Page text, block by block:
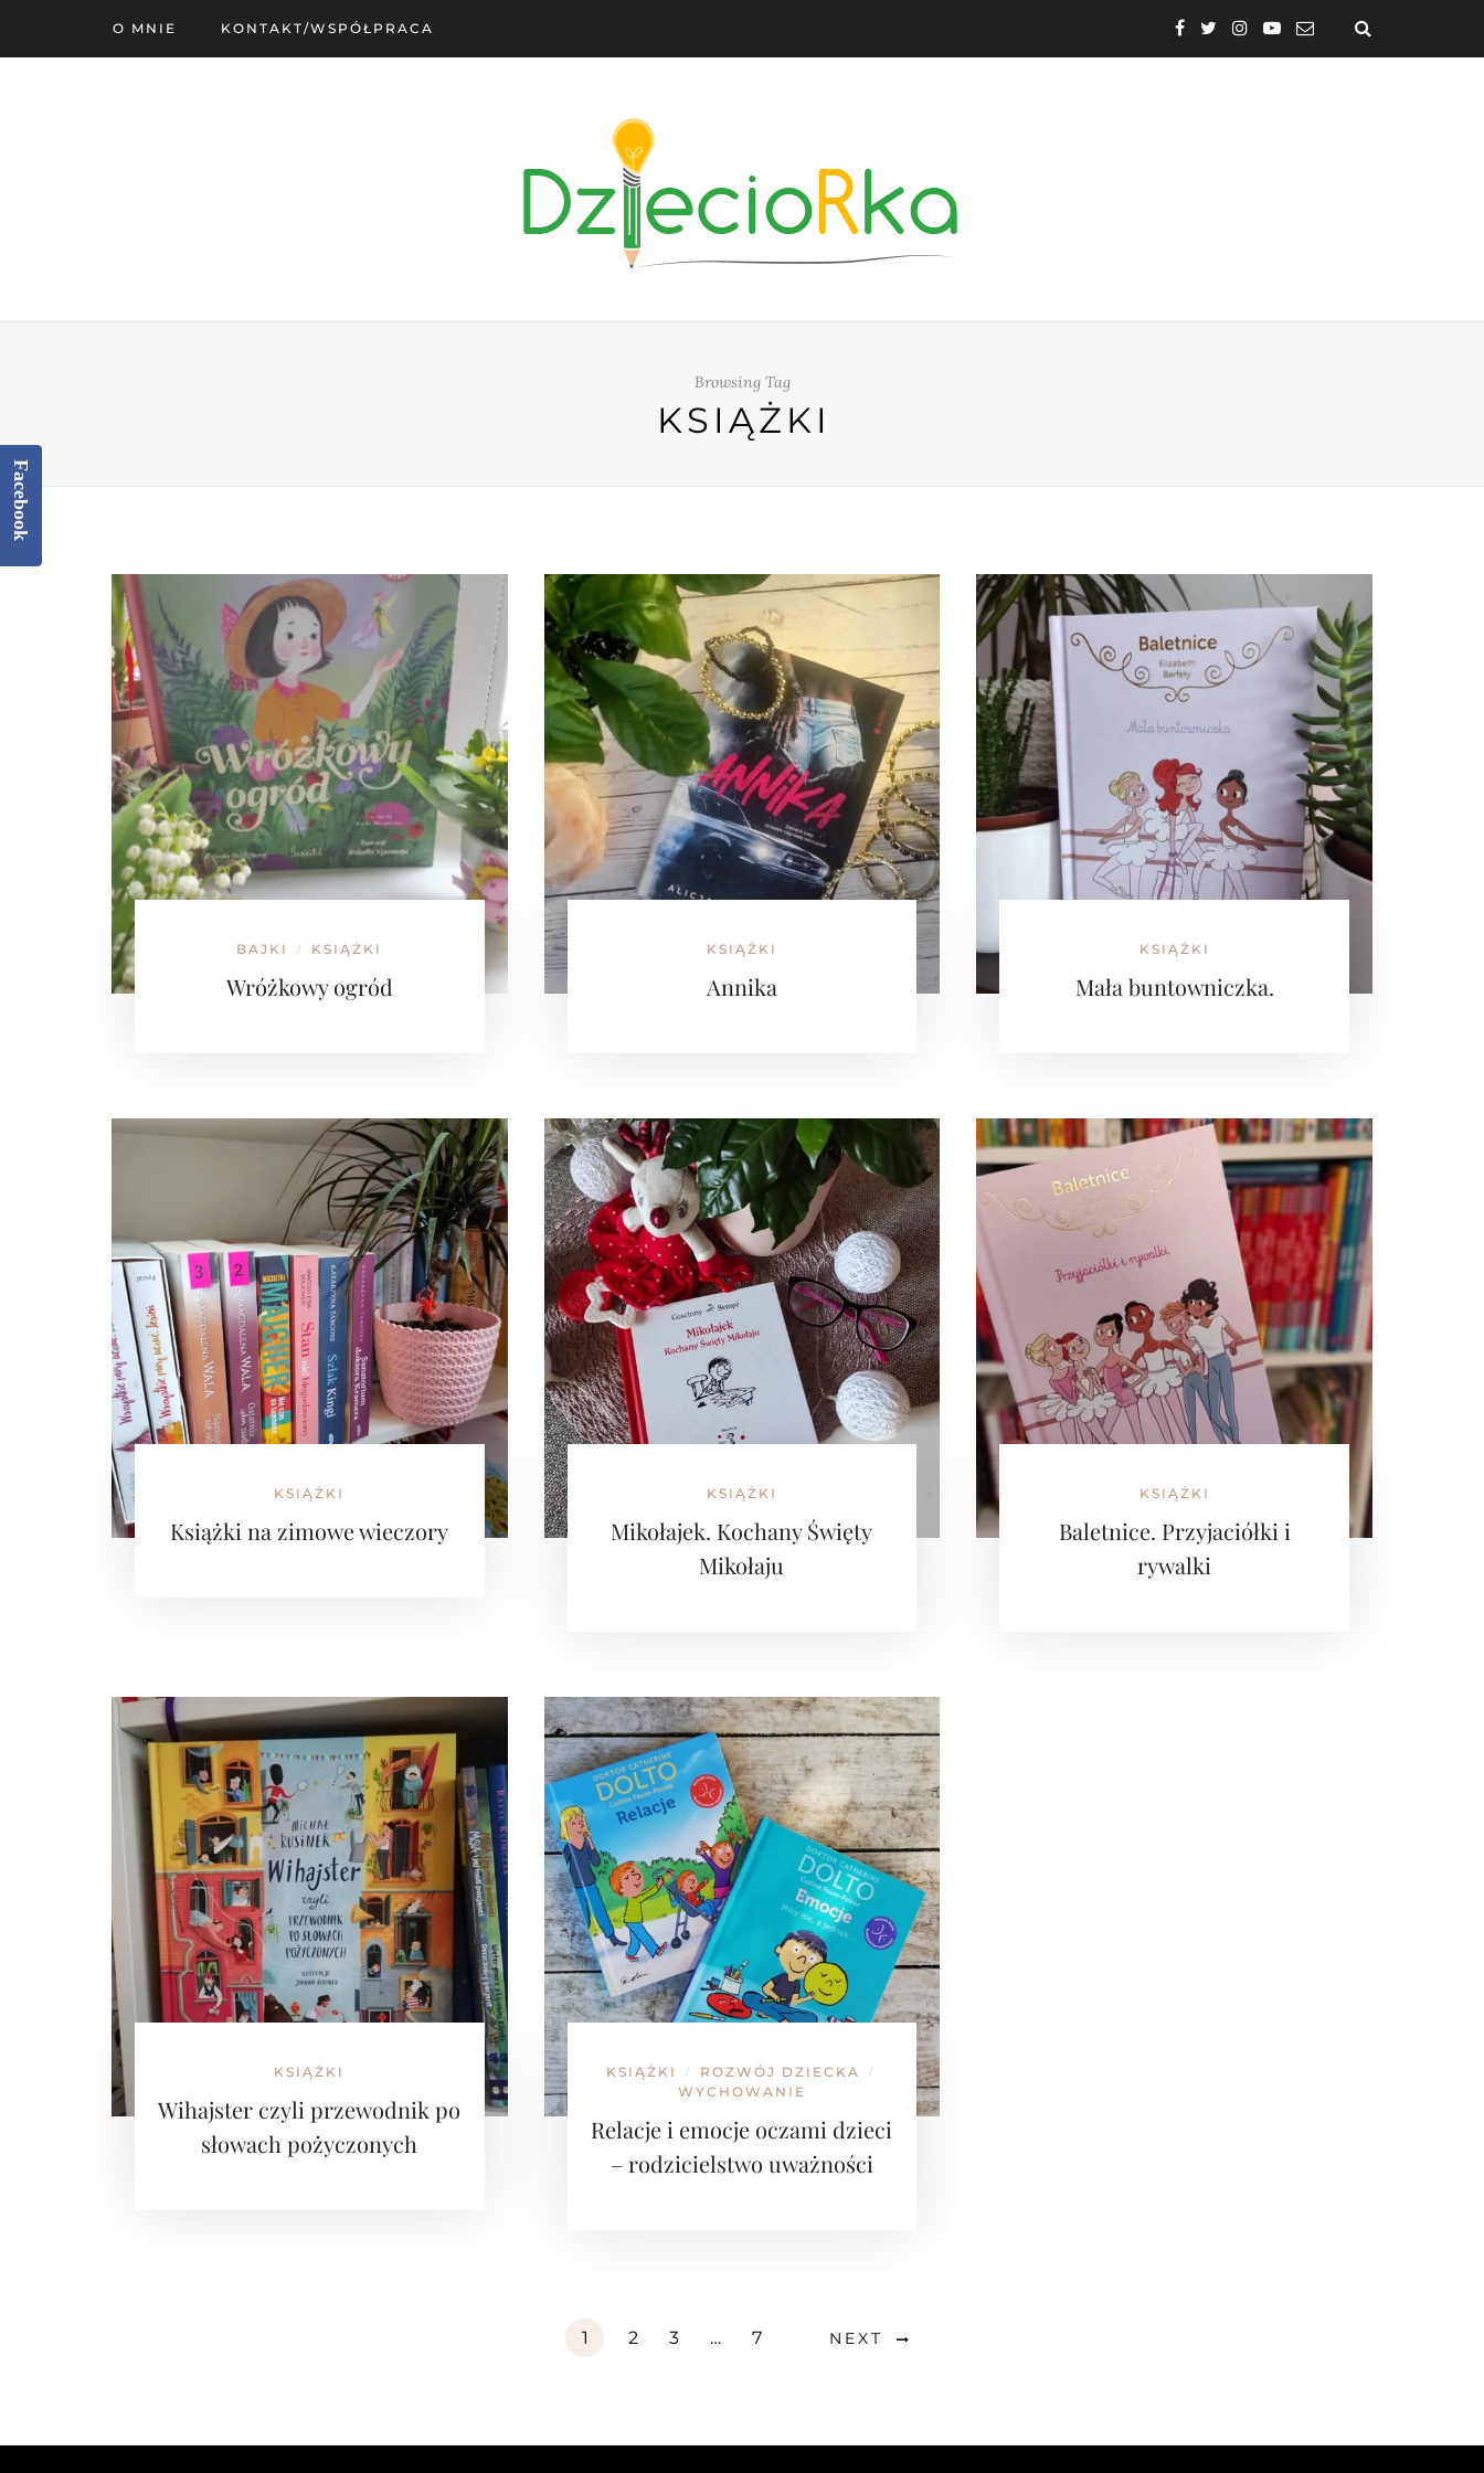
O MNIE KONTAKT/WSPÓŁPRACA
Browsing Tag
KSIĄŻKI
BAJKI / KSIĄŻKI
Wróżkowy ogród
KSIĄŻKI
Annika
KSIĄŻKI
Mała buntowniczka.
KSIĄŻKI
Książki na zimowe wieczory
KSIĄŻKI
Mikołajek. Kochany Święty
Mikołaju
KSIĄŻKI
Baletnice. Przyjaciółki i
rywalki
KSIĄŻKI
Wihajster czyli przewodnik po
słowach pożyczonych
KSIĄŻKI / ROZWÓJ DZIECKA /
WYCHOWANIE
Relacje i emocje oczami dzieci
– rodzicielstwo uważności
1 2 3 … 7 NEXT
Facebook